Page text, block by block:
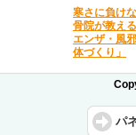
寒さに負け
骨院が教え
エンザ・風
体づくり」
パ